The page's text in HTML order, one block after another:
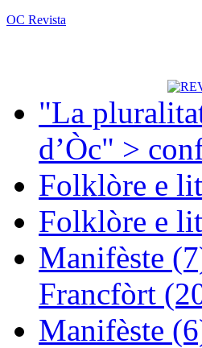
OC Revista
"La
d’Òc" >
Folklòre e
Folklòre e
Manifèste
Francfòrt
Manifèste